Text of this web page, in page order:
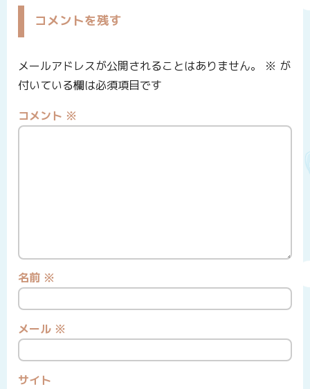
コメントを残す
メールアドレスが公開されることはありません。 ※ が
付いている欄は必須項目です
コメント ※
名前 ※
メール ※
サイト